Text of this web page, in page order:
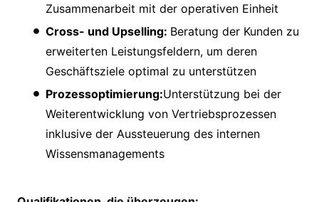
Zusammenarbeit mit der operativen Einheit
Cross- und Upselling: Beratung der Kunden zu
erweiterten Leistungsfeldern, um deren
Geschäftsziele optimal zu unterstützen
Prozessoptimierung:Unterstützung bei der
Weiterentwicklung von Vertriebsprozessen
inklusive der Aussteuerung des internen
Wissensmanagements